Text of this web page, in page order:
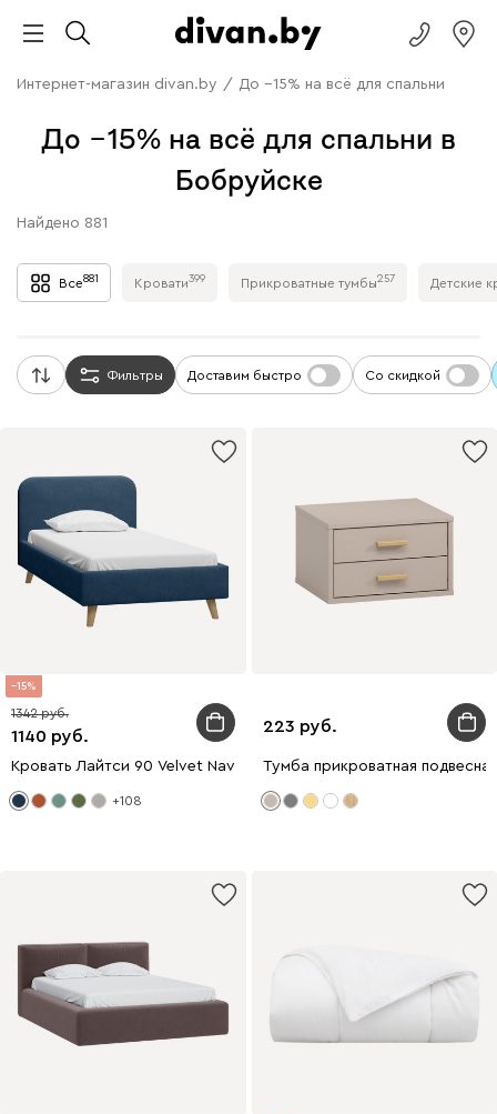
Интернет-магазин divan.by / До −15% на всё для спальни
До −15% на всё для спальни в
Бобруйске
Найдено 881
Все881 Кровати399 Прикроватные тумбы257 Детские
Фильтры Доставим быстро Со скидкой
15
1140
1342
Кровать Лайтси 90 Velvet Navy Blue
+108
223
Тумба прикроватная